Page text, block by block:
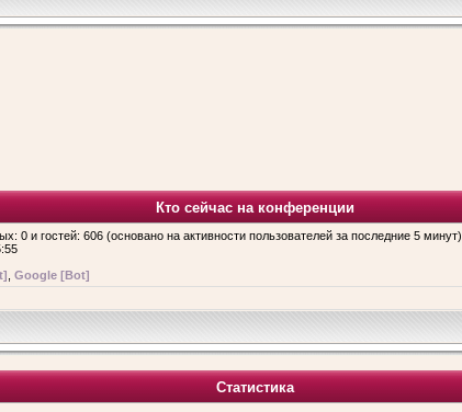
Кто сейчас на конференции
0 и гостей: 606 (основано на активности пользователей за последние 5 минут)
Google [Bot]
Статистика